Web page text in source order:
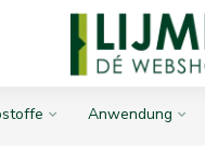
Anwendung